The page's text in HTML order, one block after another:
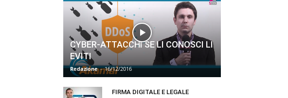
CYBER-ATTACCHI SE LI CONOSCI LI
EVITI
Redazione - 16/12/2016
FIRMA DIGITALE E LEGALE